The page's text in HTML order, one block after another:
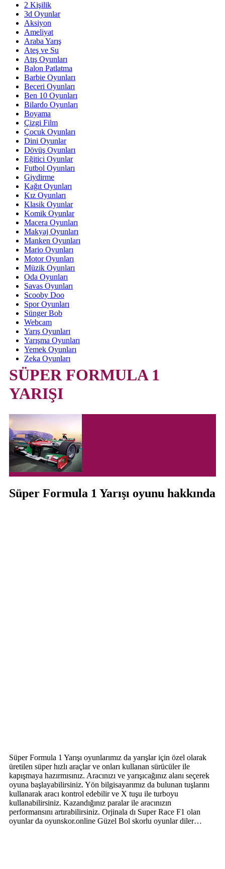
2 Kişilik
3d Oyunlar
Aksiyon
Ameliyat
Araba Yarış
Ateş ve Su
Atış Oyunları
Balon Patlatma
Barbie Oyunları
Beceri Oyunları
Ben 10 Oyunları
Bilardo Oyunları
Boyama
Çizgi Film
Çocuk Oyunları
Dini Oyunlar
Dövüş Oyunları
Eğitici Oyunlar
Futbol Oyunları
Giydirme
Kağıt Oyunları
Kız Oyunları
Klasik Oyunlar
Komik Oyunlar
Macera Oyunları
Makyaj Oyunları
Manken Oyunları
Mario Oyunları
Motor Oyunları
Müzik Oyunları
Oda Oyunları
Savas Oyunları
Scooby Doo
Spor Oyunları
Sünger Bob
Webcam
Yarış Oyunları
Yarışma Oyunları
Yemek Oyunları
Zeka Oyunları
SÜPER FORMULA 1
YARIŞI
Süper Formula 1 Yarışı oyunu hakkında
Süper Formula 1 Yarışı oyunlarımız da yarışlar için özel olarak
üretilen süper hızlı araçlar ve onları kullanan sürücüler ile
kapışmaya hazırmısınız. Aracınızı ve yarışıcağınız alanı seçerek
oyuna başlayabilirsiniz. Yön bilgisayarımız da bulunan tuşlarını
kullanarak aracı kontrol edebilir ve X tuşu ile turboyu
kullanabilirsiniz. Kazandığınız paralar ile aracınızın
performansını artırabilirsiniz. Orjinala dı Super Race F1 olan
oyunlar da oyunskor.online Güzel Bol skorlu oyunlar diler…